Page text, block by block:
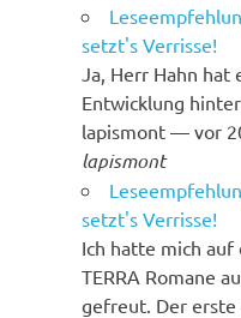
setzt's Verrisse!
Ja, Herr Hahn hat
Entwicklung
lapismont — vor
lapismont
setzt's Verrisse!
Ich hatte mich
TERRA Romane
gefreut. Der